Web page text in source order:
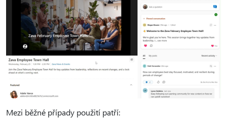
Mezi běžné případy použití patří: